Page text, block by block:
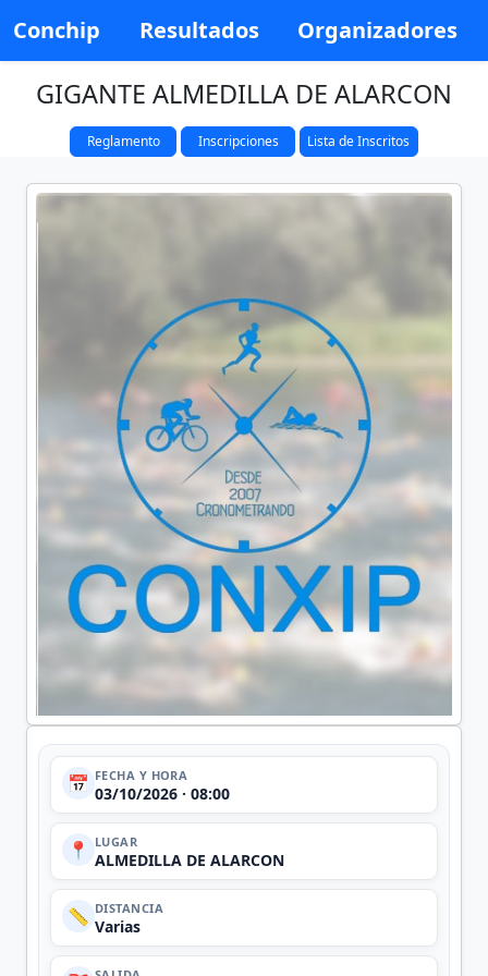
Conchip Resultados Organizadores
GIGANTE ALMEDILLA DE ALARCON
Reglamento Inscripciones Lista de Inscritos
📅 FECHA Y HORA
03/10/2026 · 08:00
📍 LUGAR
ALMEDILLA DE ALARCON
📏 DISTANCIA
Varias